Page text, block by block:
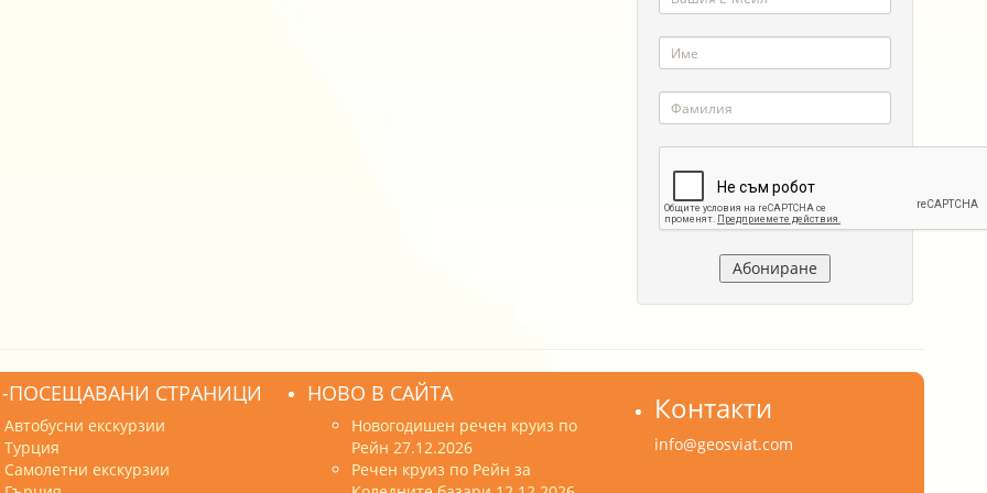
ПОСЕЩАВАНИ СТРАНИЦИ
Автобусни екскурзии
Турция
Самолетни екскурзии
НОВО В САЙТА
Новогодишен речен круиз по
Рейн 27.12.2026
Речен круиз по Рейн за
Контакти
info@geosviat.com